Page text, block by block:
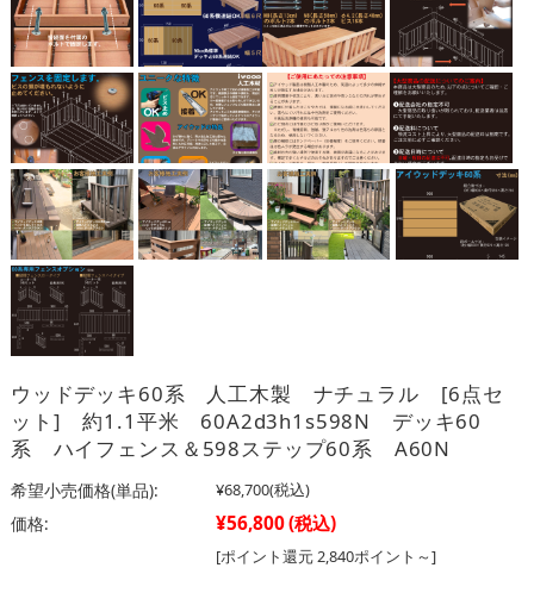
ウッドデッキ60系 人工木製 ナチュラル [6点セ
ット] 約1.1平米 60A2d3h1s598N デッキ60
系 ハイフェンス＆598ステップ60系 A60N
希望小売価格(単品): ¥68,700(税込)
価格: ¥56,800(税込)
[ポイント還元 2,840ポイント～]